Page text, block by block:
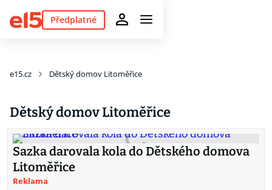
Předplatné
e15.cz Dětský domov Litoměřice
Dětský domov Litoměřice
Sazka darovala kola do Dětského domova
Litoměřice
Reklama